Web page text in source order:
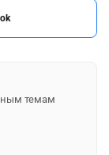
темам